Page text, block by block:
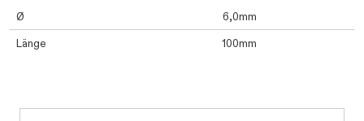
Ø 6,0mm
Länge 100mm